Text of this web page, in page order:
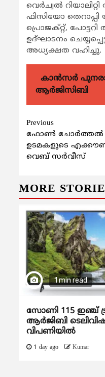
വെര്‍ച്വല്‍
ഫിസിയോ
പ്രൊജക്റ്റ്,
ഉദ്ഘാടനം
അധ്യക്ഷത വഹിച്ചു.
കാന്‍സര്‍
ആര്‍ജിസിബി
Continue
Reading
Previous
ഫോണ്‍ ചോര്‍ത്തല്‍
ഉടമകളുടെ
വെബ് സര്‍വീസ്
MORE
1 min read
സോണി 115 ഇഞ്ച്
ആർജിബി
വിപണിയിൽ
1 day ago Kumar